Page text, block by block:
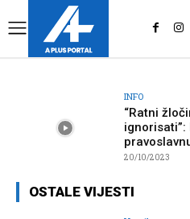
INFO
“Ratni
20/10/2023
OSTALE VIJESTI